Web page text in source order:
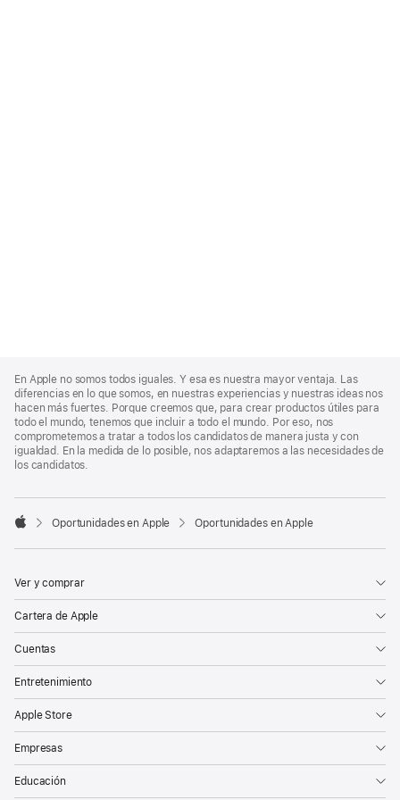
Footer
En Apple no somos todos iguales. Y esa es nuestra mayor ventaja. Las
diferencias en lo que somos, en nuestras experiencias y nuestras ideas nos
hacen más fuertes. Porque creemos que, para crear productos útiles para
todo el mundo, tenemos que incluir a todo el mundo. Por eso, nos
comprometemos a tratar a todos los candidatos de manera justa y con
igualdad. En la medida de lo posible, nos adaptaremos a las necesidades de
los candidatos.

Oportunidades en Apple Oportunidades en Apple
Ver y comprar
Cartera de Apple
Cuentas
Entretenimiento
Apple Store
Empresas
Educación